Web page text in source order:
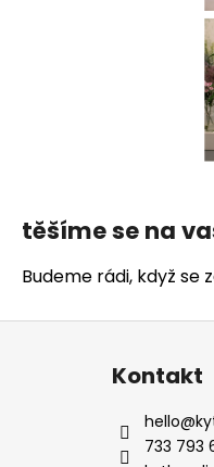
těšíme se na
Budeme rádi, když se
Z
Kontakt
hello@
733 793